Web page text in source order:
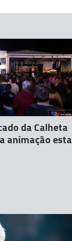
da Calheta
animação esta